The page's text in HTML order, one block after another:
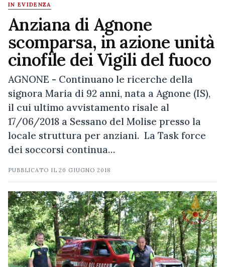
IN EVIDENZA
Anziana di Agnone
scomparsa, in azione unità
cinofile dei Vigili del fuoco
AGNONE - Continuano le ricerche della
signora Maria di 92 anni, nata a Agnone (IS),
il cui ultimo avvistamento risale al
17/06/2018 a Sessano del Molise presso la
locale struttura per anziani. La Task force
dei soccorsi continua…
PUBBLICATO IL20 GIUGNO 2018